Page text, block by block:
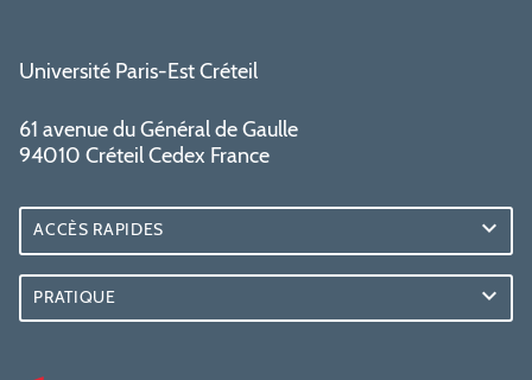
Université Paris-Est Créteil
61 avenue du Général de Gaulle
94010 Créteil Cedex France
ACCÈS RAPIDES
PRATIQUE